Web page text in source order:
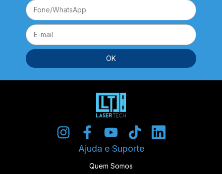
Ajuda e Suporte
Quem Somos